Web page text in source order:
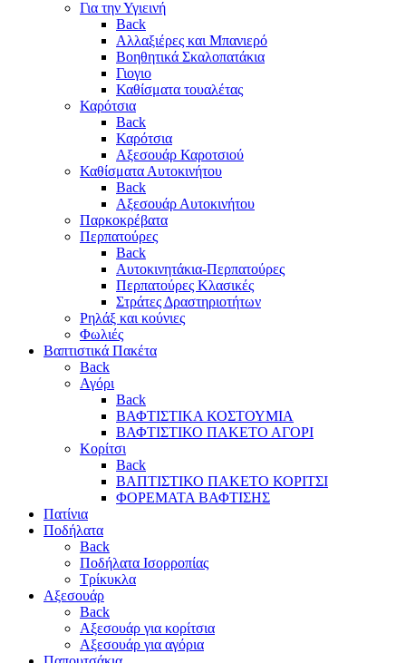
Για την Υγιεινή
Back
Αλλαξιέρες και Μπανιερό
Βοηθητικά Σκαλοπατάκια
Γιογιο
Καθίσματα τουαλέτας
Καρότσια
Back
Καρότσια
Αξεσουάρ Καροτσιού
Καθίσματα Αυτοκινήτου
Back
Αξεσουάρ Αυτοκινήτου
Παρκοκρέβατα
Περπατούρες
Back
Αυτοκινητάκια-Περπατούρες
Περπατούρες Κλασικές
Στράτες Δραστηριοτήτων
Ρηλάξ και κούνιες
Φωλιές
Βαπτιστικά Πακέτα
Back
Αγόρι
Back
ΒΑΦΤΙΣΤΙΚΑ ΚΟΣΤΟΥΜΙΑ
ΒΑΦΤΙΣΤΙΚΟ ΠΑΚΕΤΟ ΑΓΟΡΙ
Κορίτσι
Back
ΒΑΠΤΙΣΤΙΚΟ ΠΑΚΕΤΟ ΚΟΡΙΤΣΙ
ΦΟΡΕΜΑΤΑ ΒΑΦΤΙΣΗΣ
Πατίνια
Ποδήλατα
Back
Ποδήλατα Ισορροπίας
Τρίκυκλα
Αξεσουάρ
Back
Αξεσουάρ για κορίτσια
Αξεσουάρ για αγόρια